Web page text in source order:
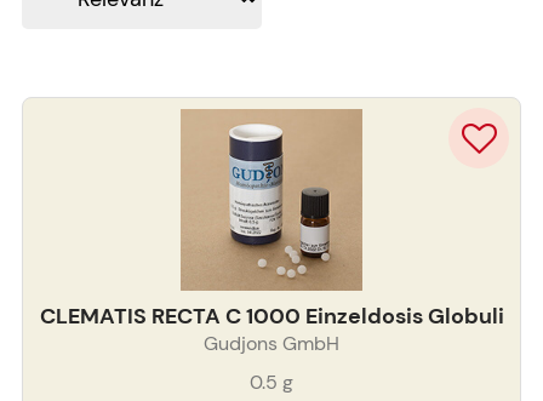
CLEMATIS RECTA C 1000 Einzeldosis Globuli
Gudjons GmbH
0.5 g